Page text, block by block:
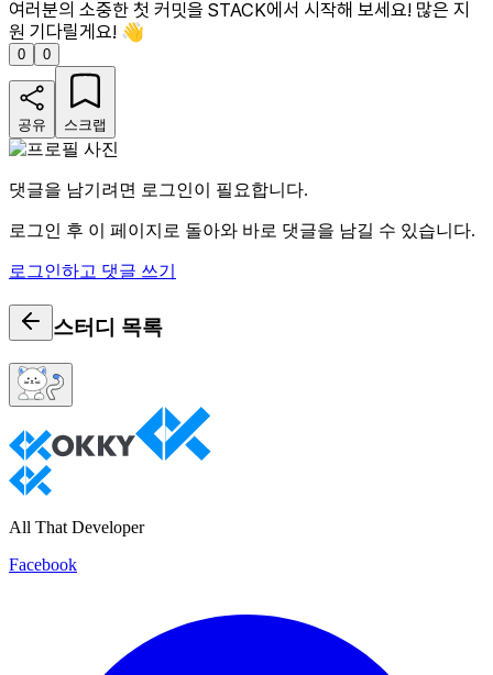
여러분의 소중한 첫 커밋을 STACK에서 시작해 보세요! 많은 지
원 기다릴게요! 👋
0 0
공유 스크랩
댓글을 남기려면 로그인이 필요합니다.
로그인 후 이 페이지로 돌아와 바로 댓글을 남길 수 있습니다.
로그인하고 댓글 쓰기
스터디 목록
All That Developer
Facebook